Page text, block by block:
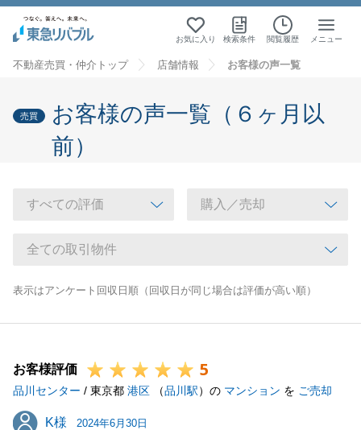
お気に入り 検索条件 閲覧履歴 メニュー
不動産売買・仲介トップ 店舗情報 お客様の声一覧
売買
お客様の声一覧（６ヶ月以
前）
表示はアンケート回収日順（回収日が同じ場合は評価が高い順）
お客様評価 5
品川センター / 東京都 港区 （品川駅）の マンション を ご売却
K様
K様 2024年6月30日